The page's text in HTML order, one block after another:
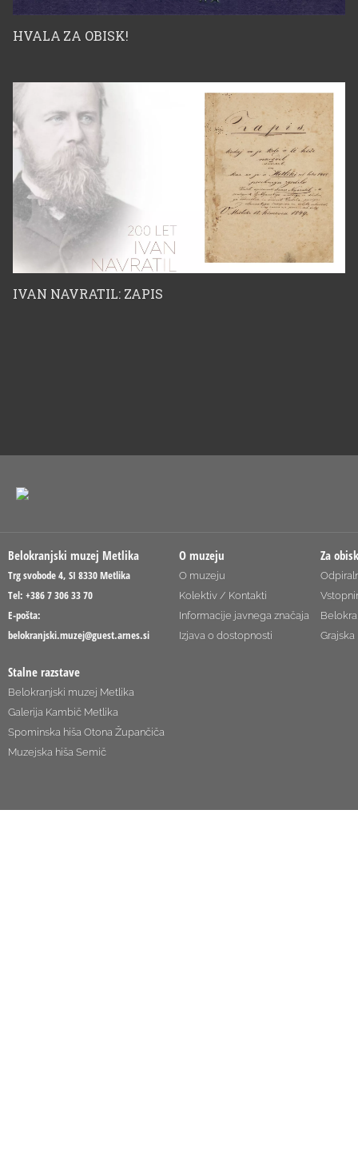
HVALA ZA OBISK!
IVAN NAVRATIL: ZAPIS
Belokranjski muzej Metlika
Trg svobode 4, SI 8330 Metlika
Tel: +386 7 306 33 70
E-pošta:
belokranjski.muzej@guest.arnes.si
O muzeju
O muzeju
Kolektiv / Kontakti
Informacije javnega značaja
Izjava o dostopnosti
Za
Grajska
Stalne razstave
Belokranjski muzej Metlika
Galerija Kambič Metlika
Spominska hiša Otona Župančiča
Muzejska hiša Semič